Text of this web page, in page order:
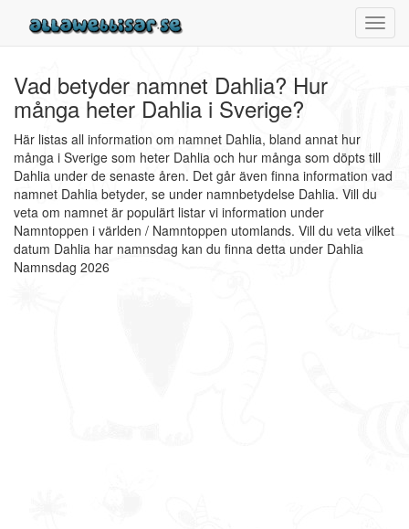
Vad betyder namnet Dahlia? Hur
många heter Dahlia i Sverige?
Här listas all information om namnet Dahlia, bland annat hur
många i Sverige som heter Dahlia och hur många som döpts till
Dahlia under de senaste åren. Det går även finna information vad
namnet Dahlia betyder, se under namnbetydelse Dahlia. Vill du
veta om namnet är populärt listar vi information under
Namntoppen i världen / Namntoppen utomlands. Vill du veta vilket
datum Dahlia har namnsdag kan du finna detta under Dahlia
Namnsdag 2026